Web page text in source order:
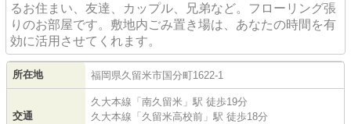
るお住まい、友達、カップル、兄弟など。フローリング張
りのお部屋です。敷地内ごみ置き場は、あなたの時間を有
効に活用させてくれます。
所在地 福岡県久留米市国分町1622-1
交通
久大本線 「南久留米 」駅 徒歩19分
久大本線 「久留米高校前 」駅 徒歩18分